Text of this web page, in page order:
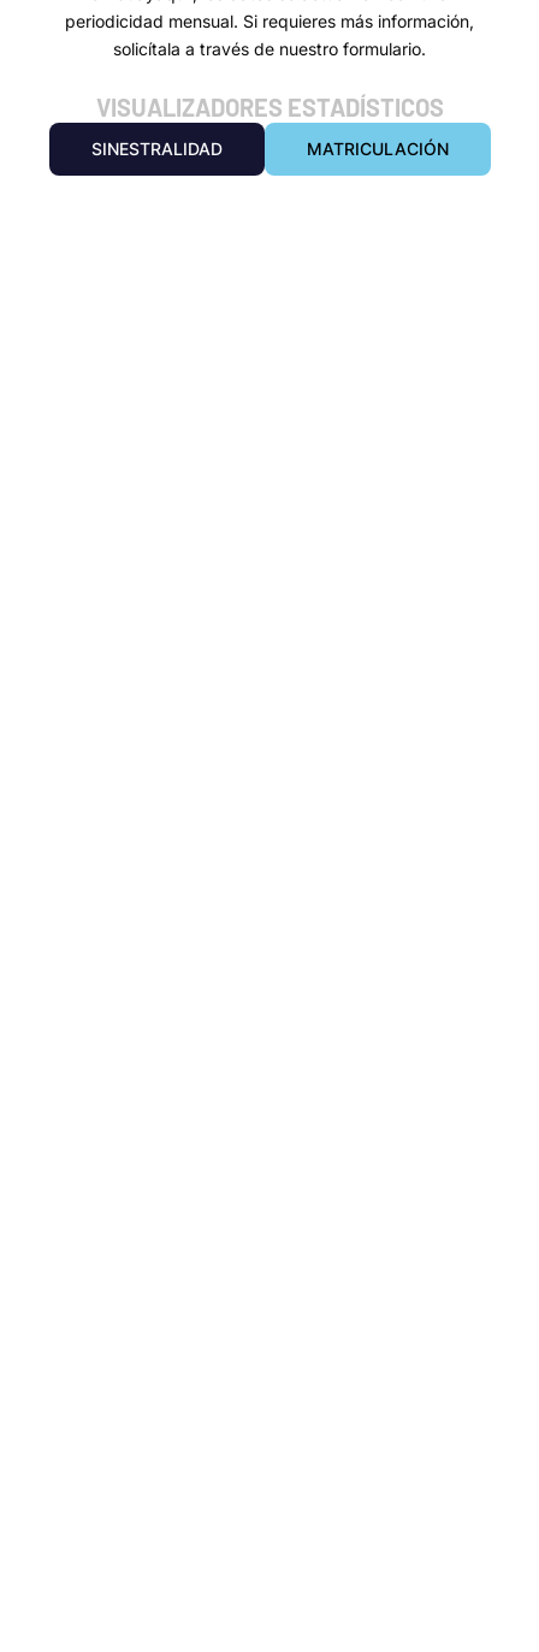
periodicidad mensual. Si requieres más información,
solicítala a través de nuestro formulario.
VISUALIZADORES ESTADÍSTICOS
SINESTRALIDAD MATRICULACIÓN